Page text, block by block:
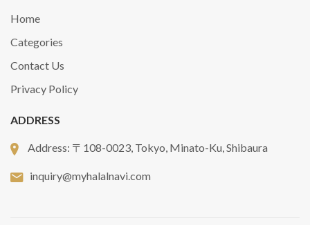
Home
Categories
Contact Us
Privacy Policy
ADDRESS
Address: 〒108-0023, Tokyo, Minato-Ku, Shibaura
inquiry@myhalalnavi.com